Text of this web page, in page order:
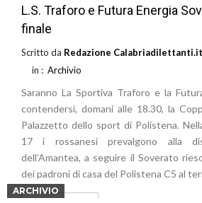
L.S. Traforo e Futura Energia
finale
Scritto da Redazione Calabriadilettanti.it
in : Archivio
Saranno La Sportiva Traforo e la
contendersi, domani alle 18.30, la
Palazzetto dello sport di Polistena.
17 i rossanesi prevalgono alla
dell’Amantea, a seguire il Soverato
dei padroni di casa del Polistena C5 al
ARCHIVIO